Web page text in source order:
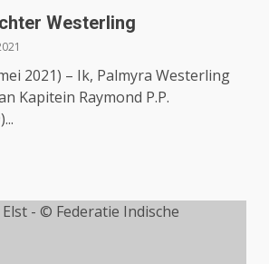
Westerling
2021) – Ik, Palmyra Westerling
Kapitein Raymond P.P.